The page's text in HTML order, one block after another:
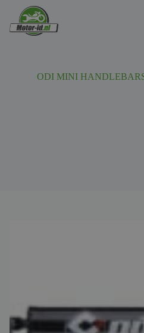
ODI MINI